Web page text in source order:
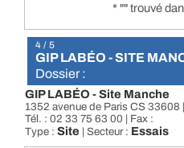
* "" trouvé
4 / 5
GIP LABÉO - SITE
Dossier :
GIP LABÉO - Site Manche
1352 avenue de Paris CS
Tél. : 02 33 75 63 00 | Fax :
Type : Site | Secteur : Essais